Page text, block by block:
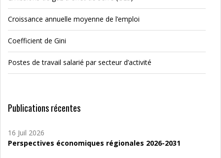
Croissance annuelle moyenne de l’emploi
Coefficient de Gini
Postes de travail salarié par secteur d’activité
Publications récentes
16 Juil 2026
Perspectives économiques régionales 2026-2031